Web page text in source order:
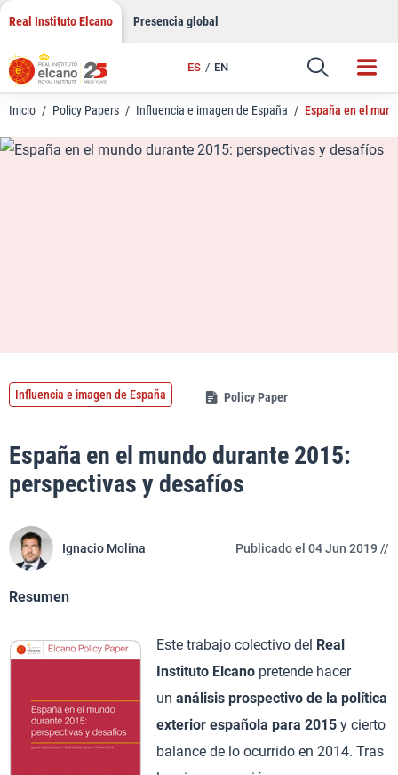
Saltar
contenido
Real Instituto Elcano Presencia global
ES EN
Enlace
Inicio / Policy Papers / Influencia e imagen de España / España en el
España en el mundo durante 2015:
perspectivas y desafíos
Influencia e imagen de España Policy Paper
Ignacio Molina Publicado el 04 Jun 2019 //
Resumen
Este trabajo colectivo del Real
Instituto Elcano pretende hacer
un análisis prospectivo de la política
exterior española para 2015 y cierto
balance de lo ocurrido en 2014. Tras